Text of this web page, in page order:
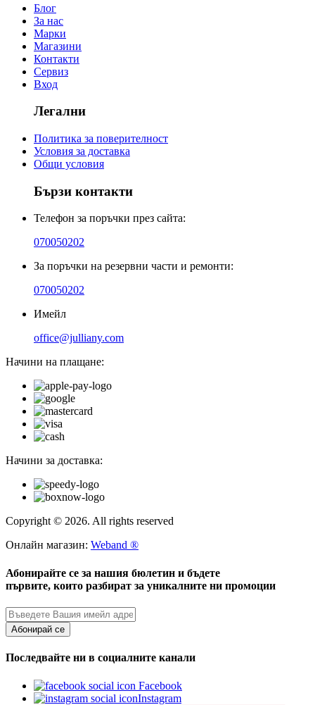
Блог
За нас
Марки
Магазини
Контакти
Сервиз
Вход
Легални
Политика за поверителност
Условия за доставка
Общи условия
Бързи контакти
Телефон за поръчки през сайта:
070050202
За поръчки на резервни части и ремонти:
070050202
Имейл
office@julliany.com
Начини на плащане:
Начини за доставка:
Copyright © 2026. All rights reserved
Онлайн магазин: Weband ®
Абонирайте се за нашия бюлетин и бъдете
първите, които разбират за уникалните ни промоции
Абонирай се
Последвайте ни в социалните канали
Facebook
Instagram